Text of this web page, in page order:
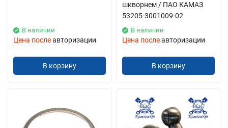
В наличии
Цена послеавторизации
В корзину
шкворнем / ПАО КАМАЗ
53205-3001009-02
В наличии
Цена послеавторизации
В корзину